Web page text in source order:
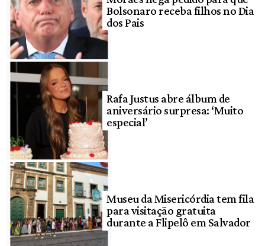
Bolsonaro receba filhos no Dia
dos Pais
Rafa Justus abre álbum de
aniversário surpresa: ‘Muito
especial’
Museu da Misericórdia tem fila
para visitação gratuita
durante a Flipelô em Salvador